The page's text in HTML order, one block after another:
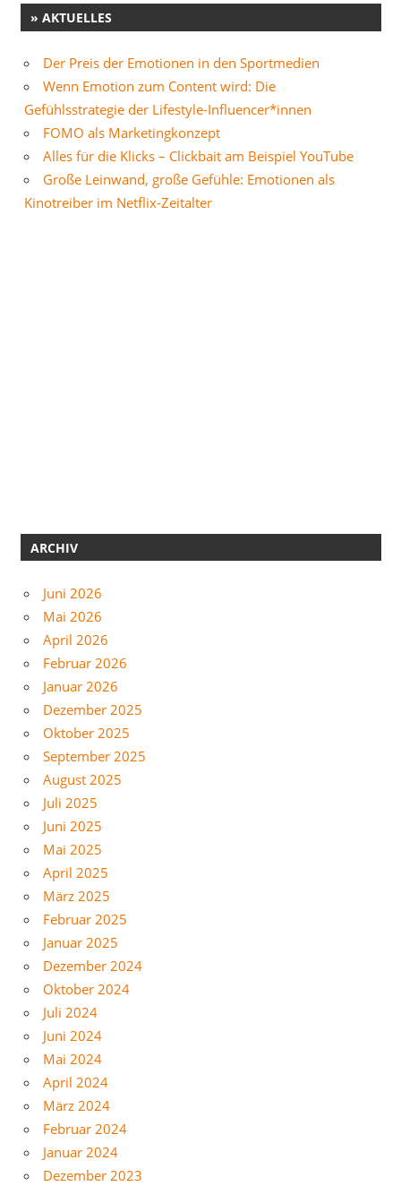
» AKTUELLES
Der Preis der Emotionen in den Sportmedien
Wenn Emotion zum Content wird: Die
Gefühlsstrategie der Lifestyle-Influencer*innen
FOMO als Marketingkonzept
Alles für die Klicks – Clickbait am Beispiel YouTube
Große Leinwand, große Gefühle: Emotionen als
Kinotreiber im Netflix-Zeitalter
ARCHIV
Juni 2026
Mai 2026
April 2026
Februar 2026
Januar 2026
Dezember 2025
Oktober 2025
September 2025
August 2025
Juli 2025
Juni 2025
Mai 2025
April 2025
März 2025
Februar 2025
Januar 2025
Dezember 2024
Oktober 2024
Juli 2024
Juni 2024
Mai 2024
April 2024
März 2024
Februar 2024
Januar 2024
Dezember 2023